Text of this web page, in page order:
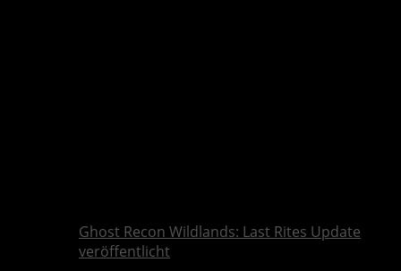
Ghost Recon Wildlands: Last Rites Update
veröffentlicht